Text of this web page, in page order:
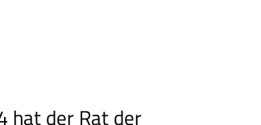
hat der Rat der